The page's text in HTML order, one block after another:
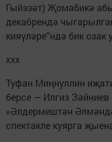
Гыйззәт) Җомабикә
декабрендә
кияүләре”ндә бик
ххх
Туфан Миңнуллин
берсе — Илгиз
«Әлдермештән
спектакле куярга